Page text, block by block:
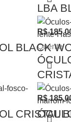
LBA
R$
BLACKQuente
R$
CRISTAL